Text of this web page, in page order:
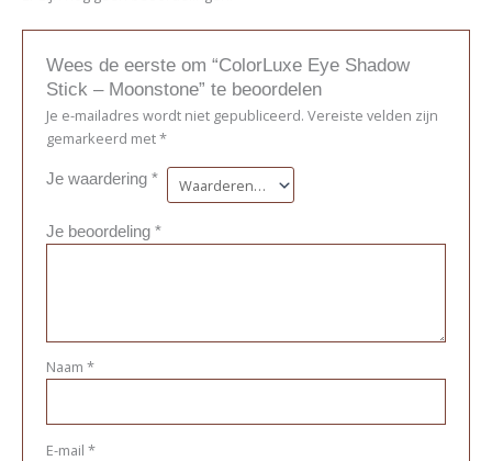
Wees de eerste om “ColorLuxe Eye Shadow
Stick – Moonstone” te beoordelen
Je e-mailadres wordt niet gepubliceerd. Vereiste velden zijn
gemarkeerd met*
Je waardering *
Je beoordeling *
Naam *
E-mail *